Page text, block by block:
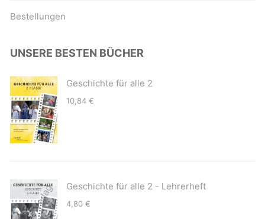
Bestellungen
UNSERE BESTEN BÜCHER
Geschichte für alle 2
10,84€
Geschichte für alle 2 - Lehrerheft
4,80€